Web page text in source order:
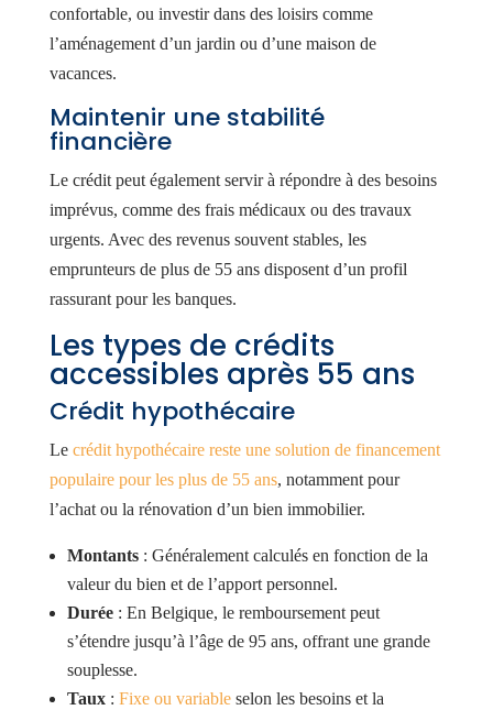
confortable, ou investir dans des loisirs comme
l’aménagement d’un jardin ou d’une maison de
vacances.
Maintenir une stabilité
financière
Le crédit peut également servir à répondre à des besoins
imprévus, comme des frais médicaux ou des travaux
urgents. Avec des revenus souvent stables, les
emprunteurs de plus de 55 ans disposent d’un profil
rassurant pour les banques.
Les types de crédits
accessibles après 55 ans
Crédit hypothécaire
Le crédit hypothécaire reste une solution de financement
populaire pour les plus de 55 ans, notamment pour
l’achat ou la rénovation d’un bien immobilier.
Montants: Généralement calculés en fonction de la
valeur du bien et de l’apport personnel.
Durée: En Belgique, le remboursement peut
s’étendre jusqu’à l’âge de 95 ans, offrant une grande
souplesse.
Taux: Fixe ou variableselon les besoins et la